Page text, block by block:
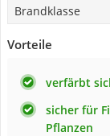
Brandklasse
Vorteile
verfärbt
sicher für
Pflanzen